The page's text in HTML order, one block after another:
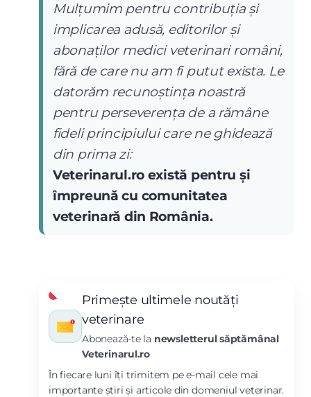
Mulțumim pentru contribuția și
implicarea adusă, editorilor și
abonaților medici veterinari români,
fără de care nu am fi putut exista. Le
datorăm recunoștința noastră
pentru perseverența de a rămâne
fideli principiului care ne ghidează
din prima zi:
Veterinarul.ro există pentru și
împreună cu comunitatea
veterinară din România.
Primește ultimele noutăți
veterinare
Abonează-te la newsletterul săptămânal
Veterinarul.ro
În fiecare luni îți trimitem pe e-mail cele mai
importante știri și articole din domeniul veterinar.